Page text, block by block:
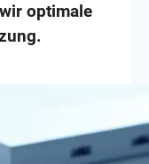
optimale